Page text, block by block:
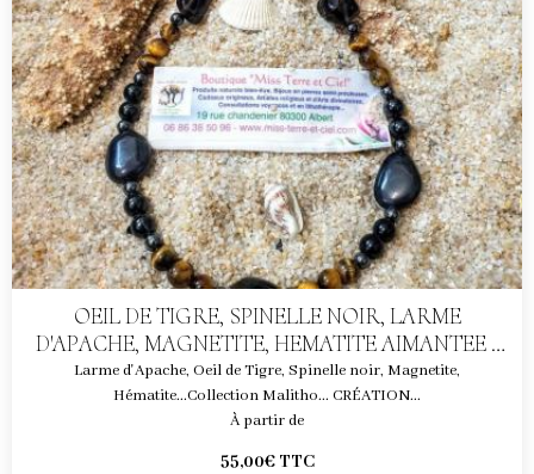
OEIL DE TIGRE, SPINELLE NOIR, LARME
D'APACHE, MAGNETITE, HEMATITE AIMANTEE -
COLLIER CHANCE-DOULEUR ET HAUTE
PROTECTION
Larme d'Apache, Oeil de Tigre, Spinelle noir, Magnetite,
Hématite...Collection Malitho... CRÉATION...
À partir de
55,00€ TTC